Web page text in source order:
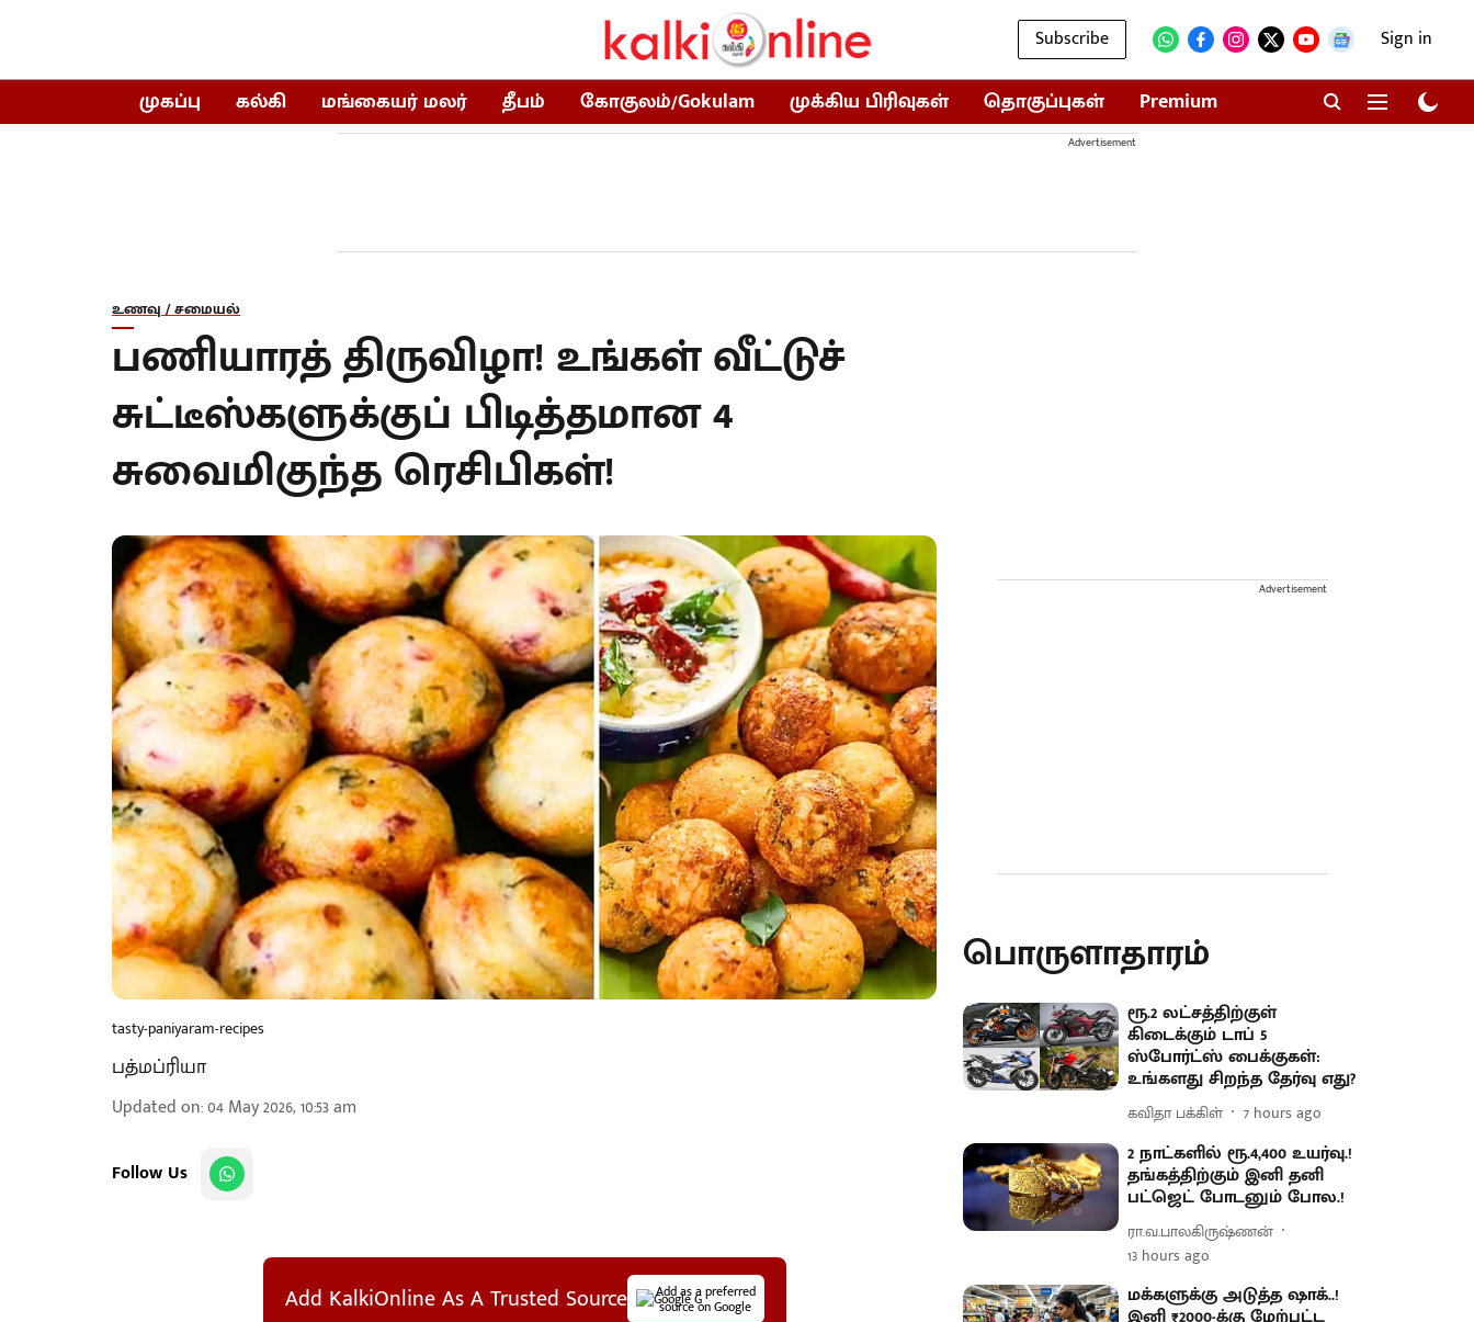
Subscribe Sign in
முகப்பு கல்கி மங்கையர் மலர் தீபம் கோகுலம்/Gokulam முக்கிய பிரிவுகள் தொகுப்புகள் Premium
Advertisement
உணவு / சமையல்
பணியாரத் திருவிழா! உங்கள் வீட்டுச்
சுட்டீஸ்களுக்குப் பிடித்தமான 4
சுவைமிகுந்த ரெசிபிகள்!
tasty-paniyaram-recipes
பத்மப்ரியா
Updated on:04 May 2026, 10:53 am
Follow Us
Add KalkiOnline As A Trusted Source Add as a preferred
source on Google
Advertisement
பொருளாதாரம்
ரூ.2 லட்சத்திற்குள்
கிடைக்கும் டாப் 5
ஸ்போர்ட்ஸ் பைக்குகள்:
உங்களது சிறந்த தேர்வு எது?
கவிதா பக்கிள் 7 hours ago
2 நாட்களில் ரூ.4,400 உயர்வு.!
தங்கத்திற்கும் இனி தனி
பட்ஜெட் போடனும் போல.!
ரா.வ.பாலகிருஷ்ணன்
13 hours ago
மக்களுக்கு அடுத்த ஷாக்..!